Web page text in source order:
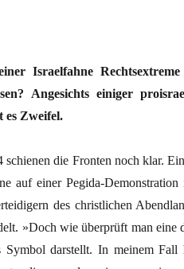
Israelfahne
Angesichts einiger
es Zweifel.
schienen die Fronten noch klar.
auf einer Pegida-
des christlichen
»Doch wie überprüft man eine
Symbol darstellt. In meinem